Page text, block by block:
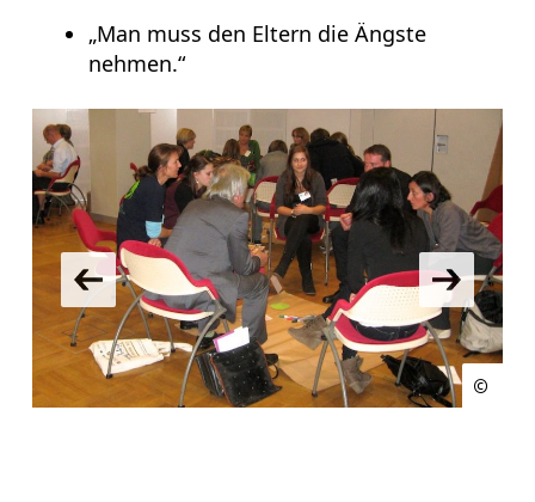
„Man muss den Eltern die Ängste
nehmen.“